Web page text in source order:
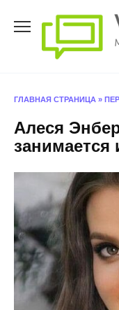
ГЛАВНАЯ СТРАНИЦА »
Алеся
занимается